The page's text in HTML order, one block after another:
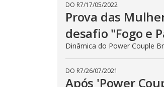
DO R7/17/05/2022
Prova das
desafio "Fogo e
Dinâmica do Power Couple
DO R7/26/07/2021
Após 'Power